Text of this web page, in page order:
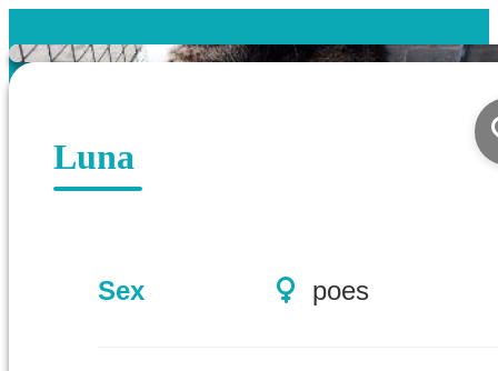
Luna
Sex poes